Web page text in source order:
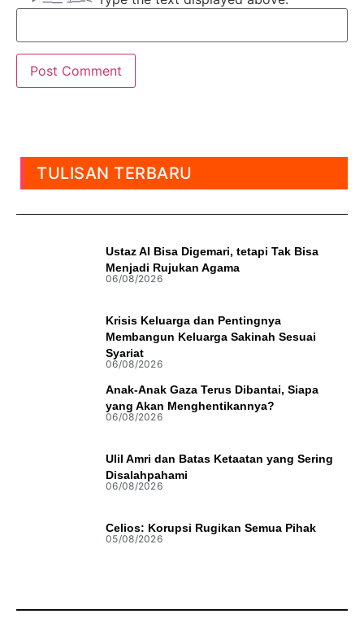
TULISAN TERBARU
Ustaz AI Bisa Digemari, tetapi Tak Bisa
Menjadi Rujukan Agama
06/08/2026
Krisis Keluarga dan Pentingnya
Membangun Keluarga Sakinah Sesuai
Syariat
06/08/2026
Anak-Anak Gaza Terus Dibantai, Siapa
yang Akan Menghentikannya?
06/08/2026
Ulil Amri dan Batas Ketaatan yang Sering
Disalahpahami
06/08/2026
Celios: Korupsi Rugikan Semua Pihak
05/08/2026